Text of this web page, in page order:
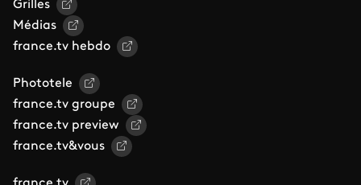
Grilles
Médias
france.tv hebdo
Phototele
france.tv groupe
france.tv preview
france.tv&vous